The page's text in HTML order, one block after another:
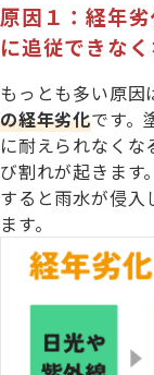
原因１：経年
に追従できなく
もっとも多い原因
の経年劣化です。
に耐えられなく
び割れが起きます
すると雨水が侵入
ます。